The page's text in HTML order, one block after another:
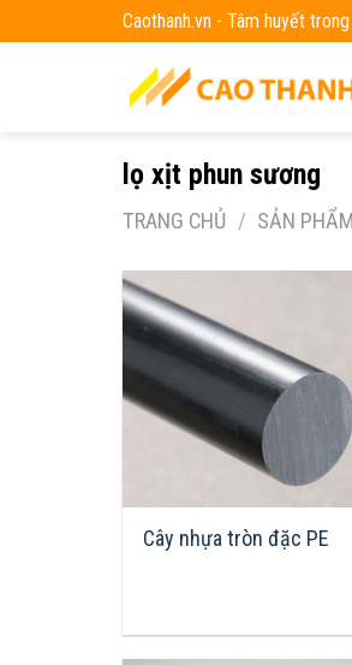
to
Caothanh.vn - Tâm huyết
lọ xịt phun sương
TRANG CHỦ / SẢN PHẨM
Cây nhựa tròn đặc PE